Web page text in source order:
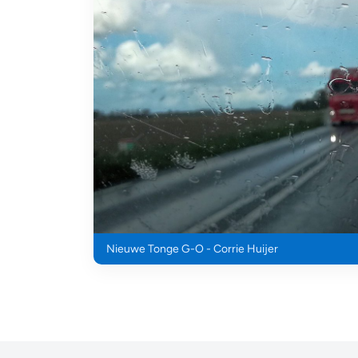
Nieuwe Tonge G-O - Corrie Huijer